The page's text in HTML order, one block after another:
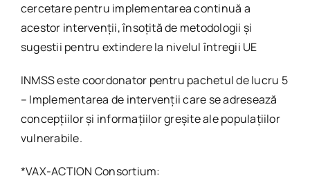
cercetare pentru implementarea continuă a
acestor intervenții, însoțită de metodologii și
sugestii pentru extindere la nivelul întregii UE
INMSS este coordonator pentru pachetul de lucru 5
– Implementarea de intervenții care se adresează
concepțiilor și informațiilor greșite ale populațiilor
vulnerabile.
*VAX-ACTION Consortium: